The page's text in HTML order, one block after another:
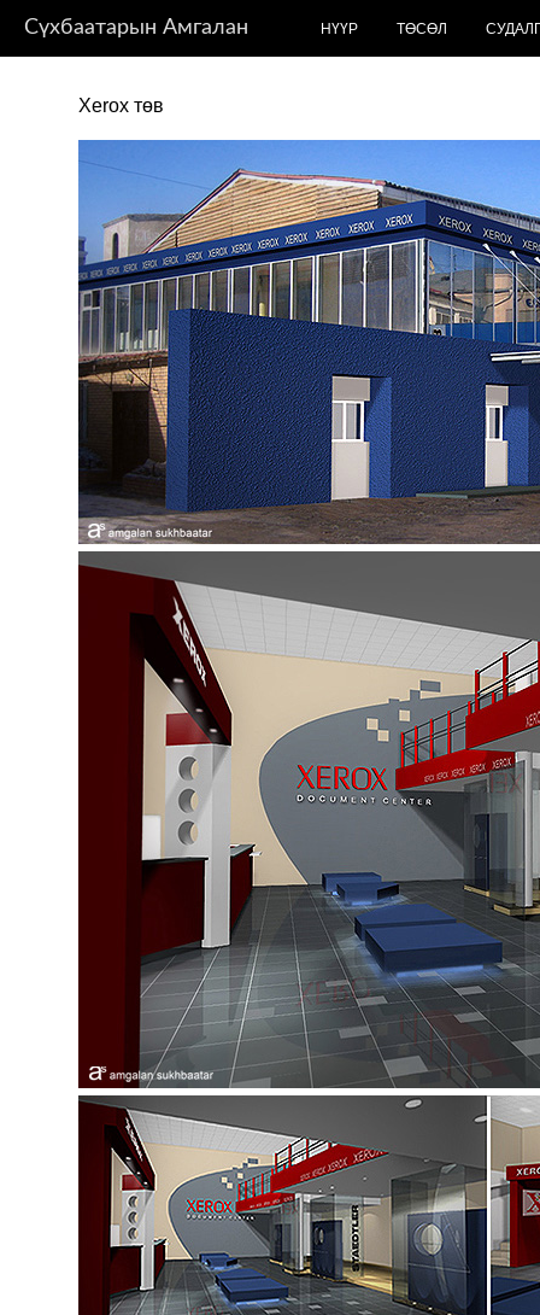
Сүхбаатарын Амгалан НҮҮР ТӨСӨЛ
Xerox төв